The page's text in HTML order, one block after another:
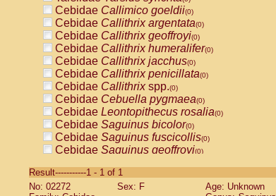
Cebidae Callimico goeldii(0)
Cebidae Callithrix argentata(0)
Cebidae Callithrix geoffroyi(0)
Cebidae Callithrix humeralifer(0)
Cebidae Callithrix jacchus(0)
Cebidae Callithrix penicillata(0)
Cebidae Callithrixspp.(0)
Cebidae Cebuella pygmaea(0)
Cebidae Leontopithecus rosalia(0)
Cebidae Saguinus bicolor(0)
Cebidae Saguinus fuscicollis(0)
Cebidae Saguinus geoffroyi(0)
CebidaeSaguinus labiatus(0)
Cebidae Saguinus leucopus (0)
Result-----------1 - 1 of 1
No: 02272
Sex: F
Age: Unknown